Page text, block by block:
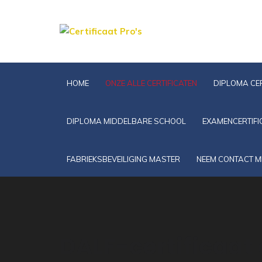
HOME ONZE ALLE CERTIFICATEN DIPLOMA
DIPLOMA MIDDELBARE SCHOOL
FABRIEKSBEVEILIGING MASTER NEEM CONTACT